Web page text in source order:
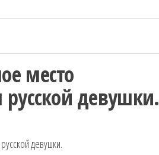
место
русской девушки.